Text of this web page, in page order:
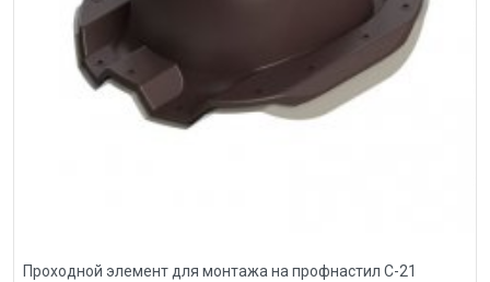
Проходной элемент для монтажа на профнастил С-21